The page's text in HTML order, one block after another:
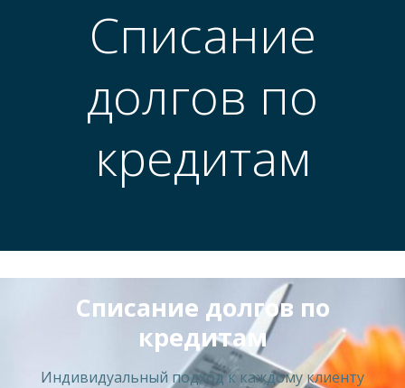
Списание
долгов по
кредитам
Списание долгов по
кредитам
Индивидуальный подход к каждому клиенту